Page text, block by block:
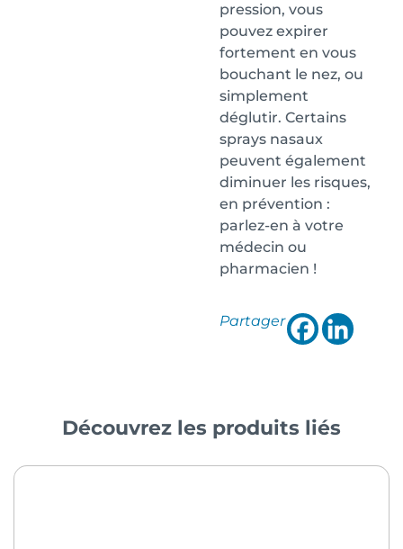
pression, vous
pouvez expirer
fortement en vous
bouchant le nez, ou
simplement
déglutir. Certains
sprays nasaux
peuvent également
diminuer les risques,
en prévention :
parlez-en à votre
médecin ou
pharmacien !
Partager
Découvrez les produits liés